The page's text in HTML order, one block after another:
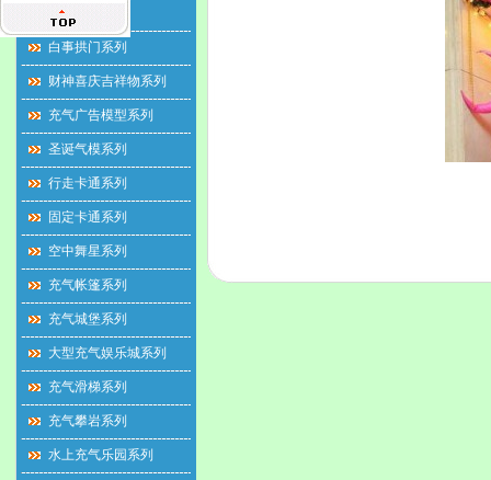
充气立柱系列
白事拱门系列
财神喜庆吉祥物系列
充气广告模型系列
圣诞气模系列
行走卡通系列
固定卡通系列
空中舞星系列
充气帐篷系列
充气城堡系列
大型充气娱乐城系列
充气滑梯系列
充气攀岩系列
水上充气乐园系列